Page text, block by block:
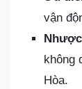
vận
không
Hòa.